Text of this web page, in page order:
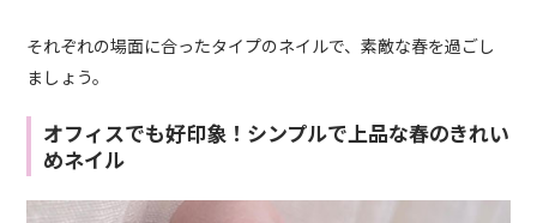
それぞれの場面に合ったタイプのネイルで、素敵な春を過ごし
ましょう。
オフィスでも好印象！シンプルで上品な春のきれい
めネイル